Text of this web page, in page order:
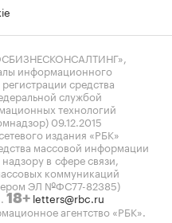
информационного
средства
службой
технологий
09.12.2015
издания «РБК»
массовой информации
в сфере связи,
коммуникаций
ЭЛ №ФС77-82385)
18+ letters@rbc.ru
агентство «РБК».